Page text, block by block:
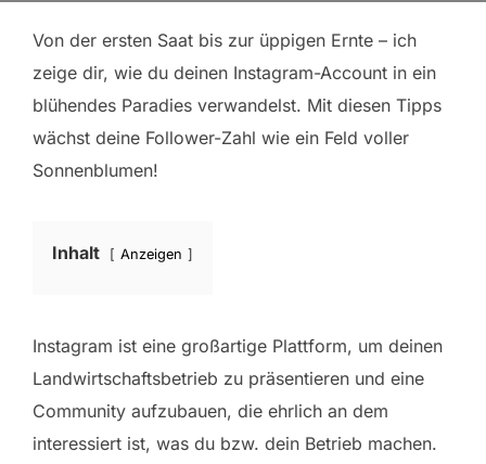
Von der ersten Saat bis zur üppigen Ernte – ich
zeige dir, wie du deinen Instagram-Account in ein
blühendes Paradies verwandelst. Mit diesen Tipps
wächst deine Follower-Zahl wie ein Feld voller
Sonnenblumen!
Inhalt Anzeigen
Instagram ist eine großartige Plattform, um deinen
Landwirtschaftsbetrieb zu präsentieren und eine
Community aufzubauen, die ehrlich an dem
interessiert ist, was du bzw. dein Betrieb machen.